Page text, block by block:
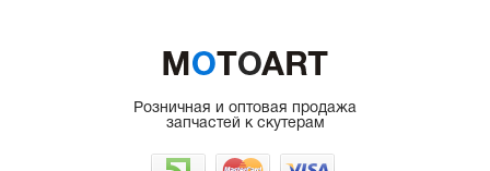
Розничная и оптовая продажа
запчастей к скутерам